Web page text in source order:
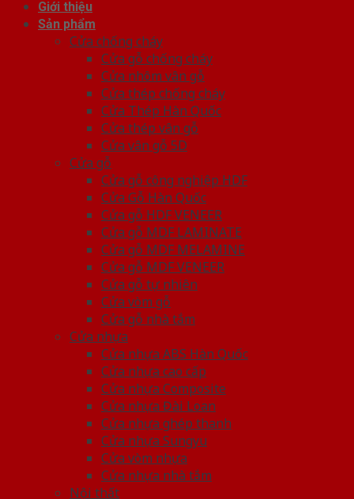
Giới thiệu
Sản phẩm
Cửa chống cháy
Cửa gỗ chống cháy
Cửa nhôm vân gỗ
Cửa thép chống cháy
Cửa Thép Hàn Quốc
Cửa thép vân gỗ
Cửa vân gỗ 5D
Cửa gỗ
Cửa gỗ công nghiệp HDF
Cửa Gỗ Hàn Quốc
Cửa gỗ HDF VENEER
Cửa gỗ MDF LAMINATE
Cửa gỗ MDF MELAMINE
Cửa gỗ MDF VENEER
Cửa gỗ tự nhiên
Cửa vòm gỗ
Cửa gỗ nhà tắm
Cửa nhựa
Cửa nhựa ABS Hàn Quốc
Cửa nhựa cao cấp
Cửa nhựa Composite
Cửa nhựa Đài Loan
Cửa nhựa ghép thanh
Cửa nhựa Sungyu
Cửa vòm nhựa
Cửa nhựa nhà tắm
Nội thất